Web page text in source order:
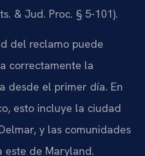
& Jud. Proc. § 5-101).
del reclamo puede
correctamente la
desde el primer día. En
esto incluye la ciudad
y las comunidades
este de Maryland.